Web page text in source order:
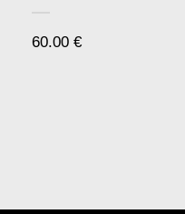
60.00 €